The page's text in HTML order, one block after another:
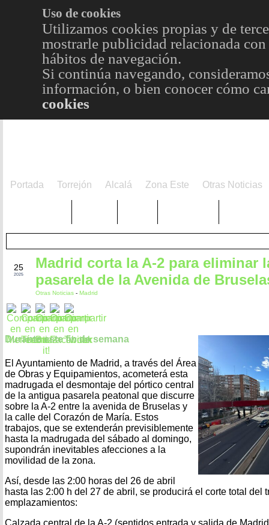
Uso de cookies
Utilizamos cookies propias y de
mostrarle publicidad relacionada
hábitos de navegación.
Si continúa navegando,
información, o bien conocer cómo
cookies
Portada Torrejón Alcalá Zona Este Otras Noticias
25
2025
Madrid corta la A-2 para eliminar
pasarela de la Avenida de
Otras Noticias - Madrid
Durante este fin de semana
El Ayuntamiento de Madrid, a través del Área
de Obras y Equipamientos, acometerá esta
madrugada el desmontaje del pórtico central
de la antigua pasarela peatonal que discurre
sobre la A-2 entre la avenida de Bruselas y
la calle del Corazón de María. Estos
trabajos, que se extenderán previsiblemente
hasta la madrugada del sábado al domingo,
supondrán inevitables afecciones a la
movilidad de la zona.
Así, desde las 2:00 horas del 26 de abril
hasta las 2:00 h del 27 de abril, se producirá el corte total del
emplazamientos:
Calzada central de la A-2 (sentidos entrada y salida de